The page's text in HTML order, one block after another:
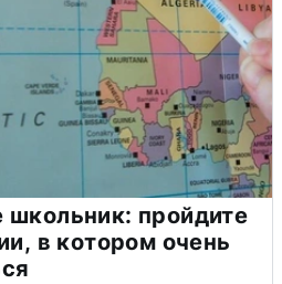
пройдите
в котором очень